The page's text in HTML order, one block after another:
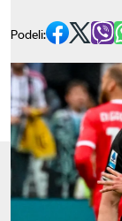
Podeli: